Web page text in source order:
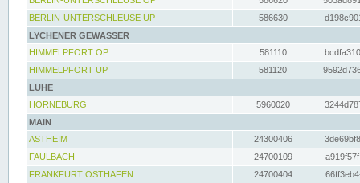
BERLIN-UNTERSCHLEUSE UP
586630
LYCHENER GEWÄSSER
HIMMELPFORT OP
581110
HIMMELPFORT UP
581120
LÜHE
HORNEBURG
5960020
MAIN
ASTHEIM
24300406
FAULBACH
24700109
FRANKFURT OSTHAFEN
24700404